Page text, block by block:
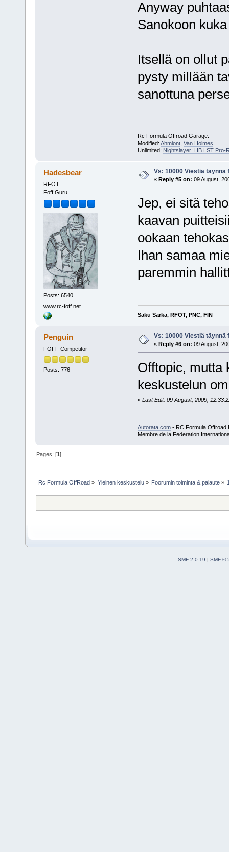
Anyway
Sanokoon
Itsellä on ollut
pysty millään
sanottuna
Rc Formula Offroad Garage:
Modified: Ahmiont, Van Holmes
Unlimited: Nightslayer: HB LST Pro-
Hadesbear
RFOT
Foff Guru
Posts: 6540
www.rc-foff.net
Vs: 10000 Viestiä täynnä
« Reply #5 on: 09 August,
Jep, ei sitä
kaavan
ookaan
Ihan samaa
paremmin
Saku Sarka, RFOT, PNC, FIN
Penguin
FOFF Competitor
Posts: 776
Vs: 10000 Viestiä täynnä
« Reply #6 on: 09 August,
Offtopic, mutta
keskustelun
« Last Edit: 09 August, 2009,
Autorata.com- RC Formula Offroad
Membre de la Federation
Pages: [1]
Rc Formula OffRoad » Yleinen keskustelu» Foorumin toiminta & palaute»
SMF 2.0.19 | SMF ©